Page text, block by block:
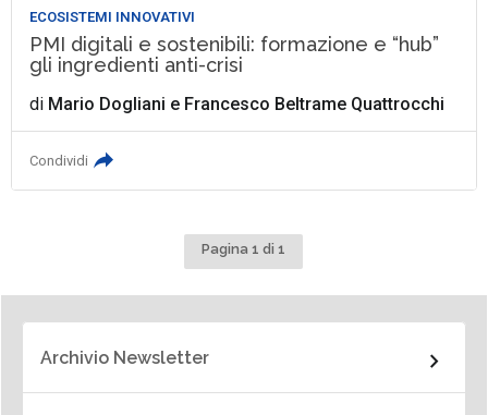
ECOSISTEMI INNOVATIVI
PMI digitali e sostenibili: formazione e “hub”
gli ingredienti anti-crisi
di Mario Dogliani e Francesco Beltrame Quattrocchi
Condividi
Pagina 1 di 1
Archivio Newsletter